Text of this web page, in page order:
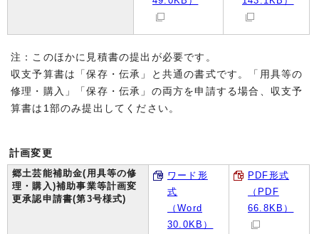
注：このほかに見積書の提出が必要です。
収支予算書は「保存・伝承」と共通の書式です。「用具等の
修理・購入」「保存・伝承」の両方を申請する場合、収支予
算書は1部のみ提出してください。
計画変更
郷土芸能補助金(用具等の修
理・購入)補助事業等計画変
更承認申請書(第3号様式)
ワード形
式
（Word
30.0KB）
PDF形式
（PDF
66.8KB）